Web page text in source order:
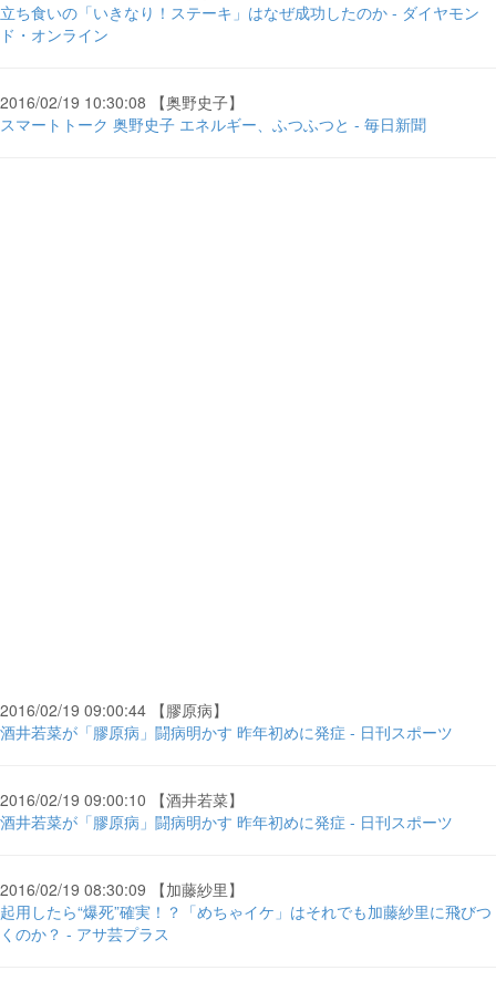
立ち食いの「いきなり！ステーキ」はなぜ成功したのか - ダイヤモン
ド・オンライン
2016/02/19 10:30:08 【奥野史子】
スマートトーク 奥野史子 エネルギー、ふつふつと - 毎日新聞
2016/02/19 09:00:44 【膠原病】
酒井若菜が「膠原病」闘病明かす 昨年初めに発症 - 日刊スポーツ
2016/02/19 09:00:10 【酒井若菜】
酒井若菜が「膠原病」闘病明かす 昨年初めに発症 - 日刊スポーツ
2016/02/19 08:30:09 【加藤紗里】
起用したら“爆死”確実！？「めちゃイケ」はそれでも加藤紗里に飛びつ
くのか？ - アサ芸プラス